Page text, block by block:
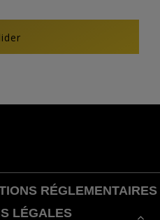
RÉGLEMENTAIRES
LÉGALES